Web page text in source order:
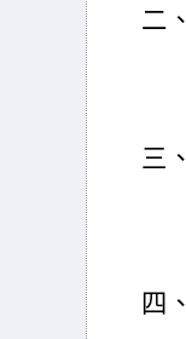
二、
三、
四、